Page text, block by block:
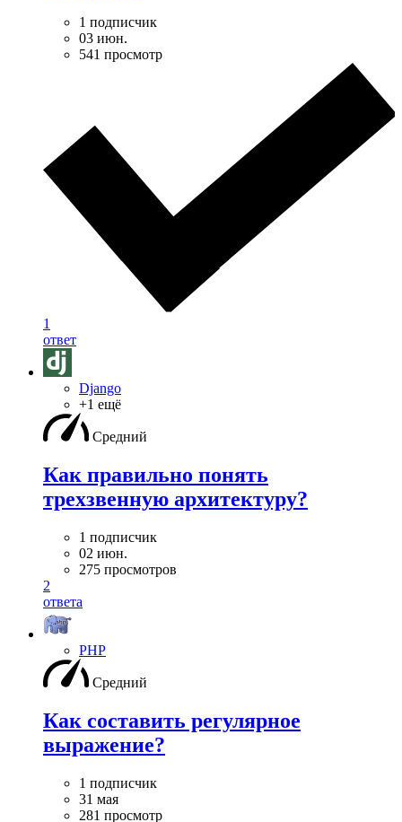
1 подписчик
03 июн.
541 просмотр
1
ответ
Django
+1 ещё
Средний
Как правильно понять
трехзвенную архитектуру?
1 подписчик
02 июн.
275 просмотров
2
ответа
PHP
Средний
Как составить регулярное
выражение?
1 подписчик
31 мая
281 просмотр